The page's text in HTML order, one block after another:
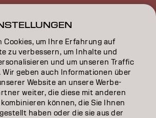
Cookies, um Ihre Erfahrung auf
zu verbessern, um Inhalte und
und um unseren Traffic
Wir geben auch Informationen über
Website an unsere Werbe-
weiter, die diese mit anderen
können, die Sie Ihnen
haben oder die sie aus der